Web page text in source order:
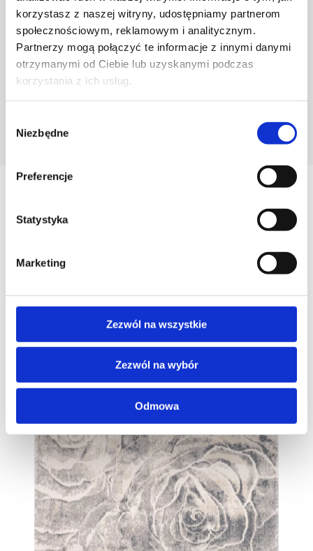
korzystasz z naszej witryny, udostępniamy partnerom
społecznościowym, reklamowym i analitycznym.
Partnerzy mogą połączyć te informacje z innymi danymi
otrzymanymi od Ciebie lub uzyskanymi podczas
korzystania z ich usług.
zgody
Niezbędne
Preferencje
Statystyka
Marketing
Zezwól na wszystkie
Zezwól na wybór
Odmowa
POZNAJ PROJEKTANTA
Podobne produkty